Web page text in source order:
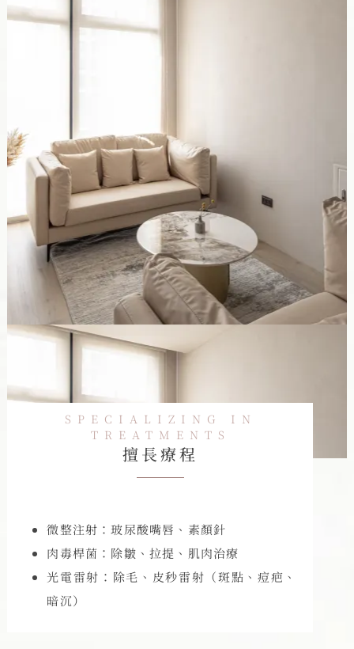
SPECIALIZING IN
TREATMENTS
擅長療程
微整注射：玻尿酸嘴唇、素顏針
肉毒桿菌：除皺、拉提、肌肉治療
光電雷射：除毛、皮秒雷射（斑點、痘疤、
暗沉）